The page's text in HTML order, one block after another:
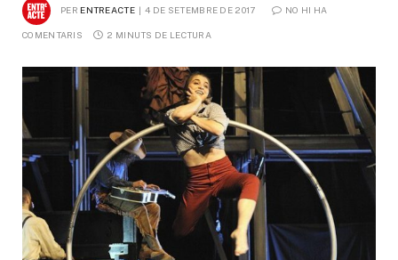
PER ENTREACTE 4 DE SETEMBRE DE 2017 NO HI HA
COMENTARIS 2 MINUTS DE LECTURA